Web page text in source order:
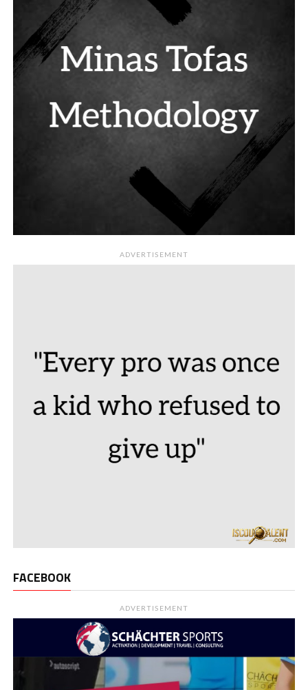
ADVERTISEMENT
FACEBOOK
ADVERTISEMENT